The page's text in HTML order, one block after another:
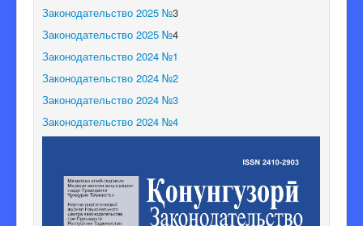
Законодательство 2025 №3
Законодательство 2025 №4
Законодательство 2024 №1
Законодательство 2024 №2
Законодательство 2024 №3
Законодательство 2024 №4